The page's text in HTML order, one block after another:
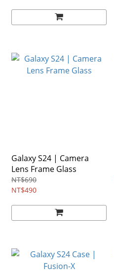
Galaxy S24 | Camera
Lens Frame Glass
NT$690
NT$490